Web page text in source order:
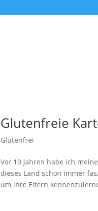
Glutenfreie
Glutenfrei
Vor 10 Jahren habe ich
dieses Land schon immer
um ihre Eltern